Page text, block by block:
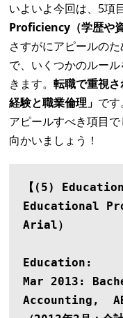
いよいよ今回は、5項
Proficiency（学歴や
さすがにアピールの
で、 いくつかのルー
きます。転職で重視
経験と職業倫理」 です
アピールすべき項目で
向かいましょう！
【(5)
Educational
Arial）
Education:
Mar 2013:
Accounting,